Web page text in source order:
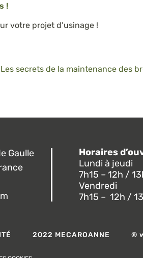
!
votre projet d’usinage !
Gaulle
Horaires
Lundi à jeudi
7h15 – 12h /
Vendredi
7h15 – 12h /
2022 MECAROANNE ®